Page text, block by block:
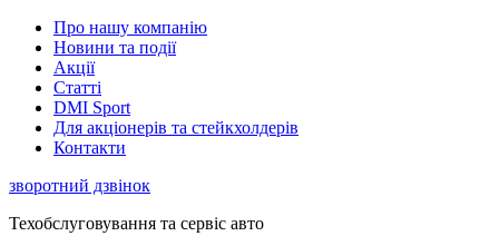
Про нашу компанію
Новини та події
Акції
Статті
DMI Sport
Для акціонерів та стейкхолдерів
Контакти
зворотний дзвінок
Техобслуговування та сервіс авто